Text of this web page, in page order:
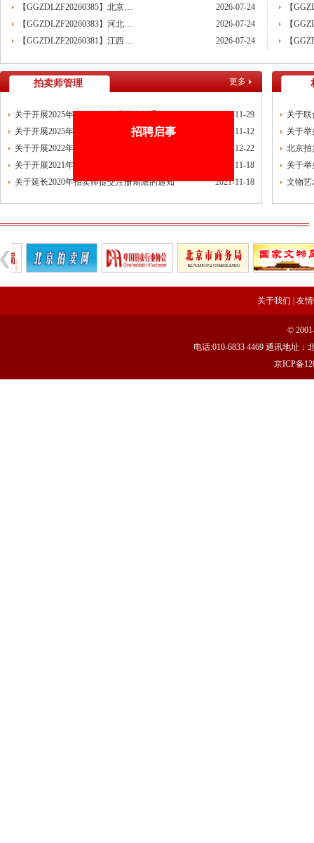
关于做好“五一”假期安全生产工作的通知
“协会+媒体+法律联动”助力企业发展系列活动之九——走进理事单位北京鸿盛祥国际
数智+拍卖 提升拍卖服务能力——姚光锋会长参加中拍协王波会长一行对阿里巴巴调
关于开展2026年度行业信用承诺活动的通知（第二批正式启动）
“协会+媒体+法律联动 助力企业发展”系列活动之八——走访会员单位北京懋隆拍卖有
北京拍卖协会参加“2026年全国拍卖行业协会工作会”——姚光锋会长做交流发言
聚势 积微 修德 灵变——协会五届三次会员大会总结发言稿
关于北京地区拍卖企业安全生产和消防安全倡议书
京辽拍卖协会座谈交流 共商转型新发展
【GGZDLZF20260385】北京…
2026-07-24
【GGZDLZF20260383】河北…
2026-07-24
【GGZDLZF20260381】江西…
2026-07-24
【
【
【
拍卖师管理 更多
关于开展2025年度拍卖师注册工作的通知
2024-11-29
关于开展2025年拍卖师注册工作的通知
2024-11-12
关于开展2022年拍卖师注册工作的通知
2021-12-22
关于开展2021年拍卖师注册工作的通知
2021-11-18
关于延长2020年拍卖师提交注册期限的通知
2021-11-18
关于
关于
北京
关于
文物
关于我们 友
©
电话:010-6833 4469 通讯地址
京ICP备